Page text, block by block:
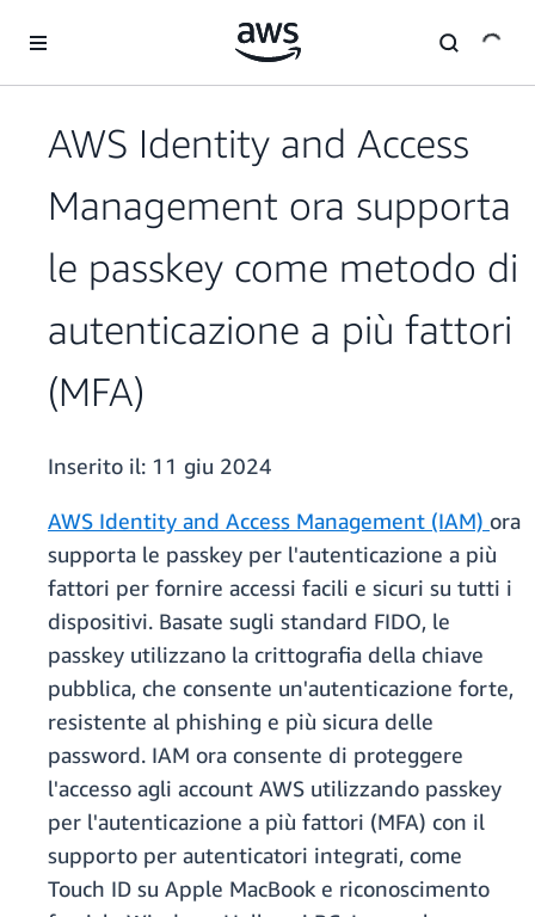
AWS Identity and Access
Management ora supporta
le passkey come metodo di
autenticazione a più fattori
(MFA)
Inserito il: 11 giu 2024
AWS Identity and Access Management (IAM) ora
supporta le passkey per l'autenticazione a più
fattori per fornire accessi facili e sicuri su tutti i
dispositivi. Basate sugli standard FIDO, le
passkey utilizzano la crittografia della chiave
pubblica, che consente un'autenticazione forte,
resistente al phishing e più sicura delle
password. IAM ora consente di proteggere
l'accesso agli account AWS utilizzando passkey
per l'autenticazione a più fattori (MFA) con il
supporto per autenticatori integrati, come
Touch ID su Apple MacBook e riconoscimento